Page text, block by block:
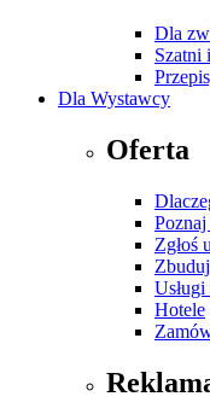
Dla
Szatni
Dla Wystawcy
Oferta
Poznaj
Zgłoś
Hotele